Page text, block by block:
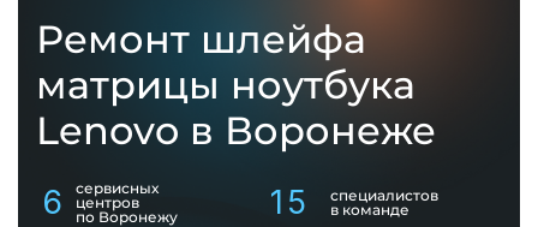
Ремонт шлейфа
матрицы ноутбука
Lenovo в Воронеже
6
сервисных
центров
по Воронежу
15
специалистов
в команде